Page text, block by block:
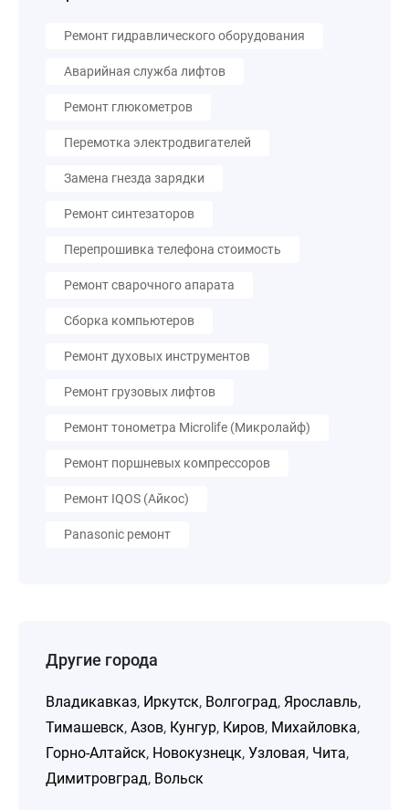
Ремонт гидравлического оборудования
Аварийная служба лифтов
Ремонт глюкометров
Перемотка электродвигателей
Замена гнезда зарядки
Ремонт синтезаторов
Перепрошивка телефона стоимость
Ремонт сварочного апарата
Сборка компьютеров
Ремонт духовых инструментов
Ремонт грузовых лифтов
Ремонт тонометра Microlife (Микролайф)
Ремонт поршневых компрессоров
Ремонт IQOS (Айкос)
Panasonic ремонт
Другие города
Владикавказ, Иркутск, Волгоград, Ярославль,
Тимашевск, Азов, Кунгур, Киров, Михайловка,
Горно-Алтайск, Новокузнецк, Узловая, Чита,
Димитровград, Вольск